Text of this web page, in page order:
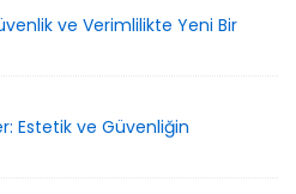
ve Verimlilikte Yeni Bir
Estetik ve Güvenliğin